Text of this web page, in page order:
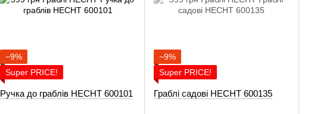
−9%
Super PRICE!
Ручка до граблів HECHT 600101
−9%
Super PRICE!
Граблі садові HECHT 600135